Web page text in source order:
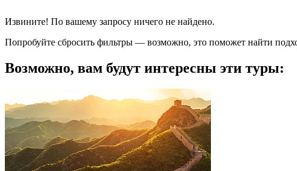
Извините! По вашему запросу ничего не найдено.
Попробуйте сбросить фильтры — возможно, это поможет найти
Возможно, вам будут интересны эти туры: